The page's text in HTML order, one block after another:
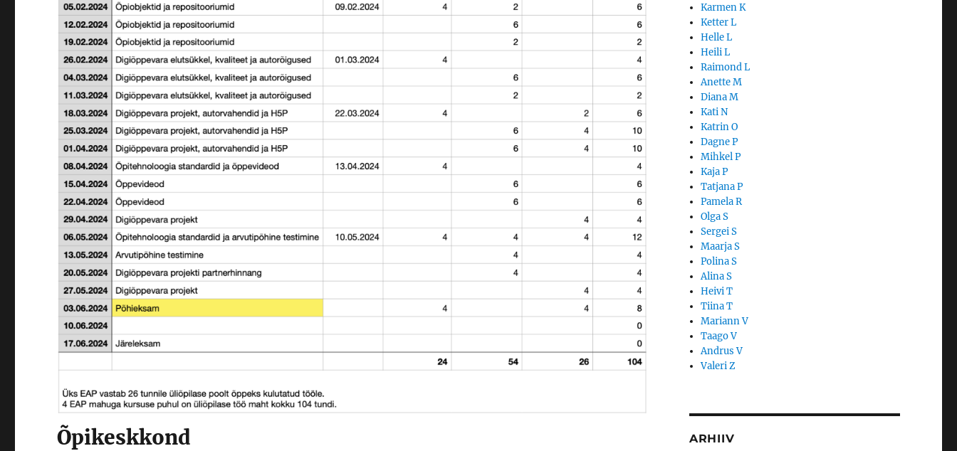
Õpikeskkond
Karmen K
Ketter L
Helle L
Heili L
Raimond L
Anette M
Diana M
Kati N
Katrin O
Dagne P
Mihkel P
Kaja P
Tatjana P
Pamela R
Olga S
Sergei S
Maarja S
Polina S
Alina S
Heivi T
Tiina T
Mariann V
Taago V
Andrus V
Valeri Z
ARHIIV